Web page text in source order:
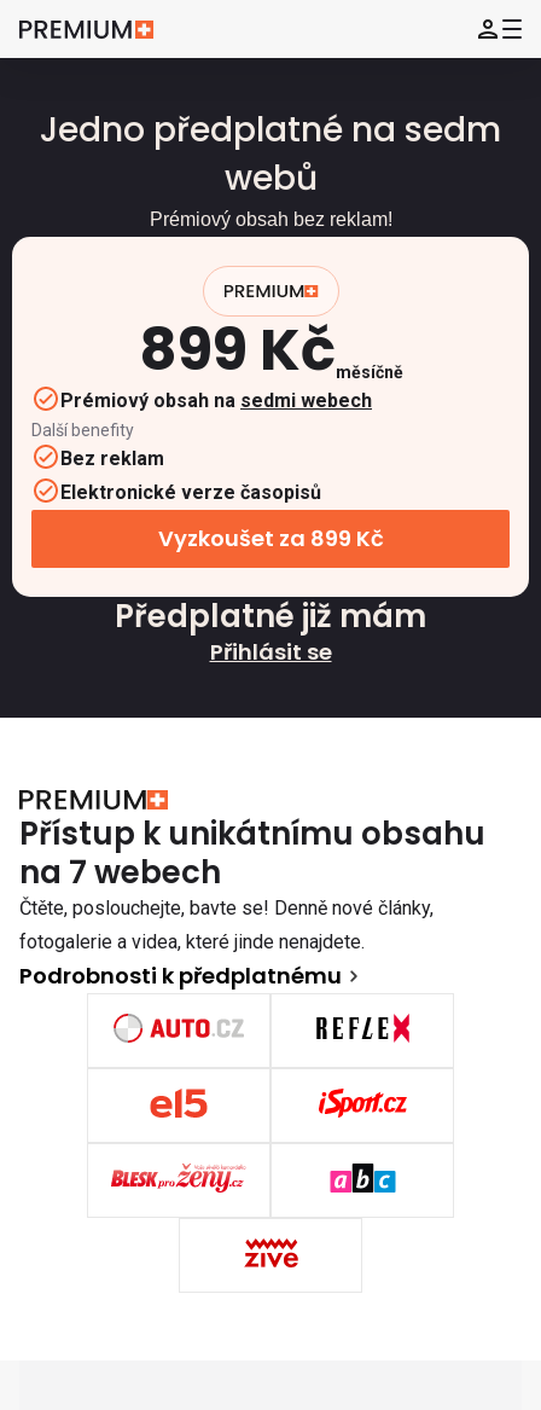
Jedno předplatné na sedm
webů
Prémiový obsah bez reklam!
899 Kčměsíčně
Prémiový obsah na sedmi webech
Další benefity
Bez reklam
Elektronické verze časopisů
Vyzkoušet za 899 Kč
Předplatné již mám
Přihlásit se
Přístup k unikátnímu obsahu
na 7 webech
Čtěte, poslouchejte, bavte se! Denně nové články,
fotogalerie a videa, které jinde nenajdete.
Podrobnosti k předplatnému